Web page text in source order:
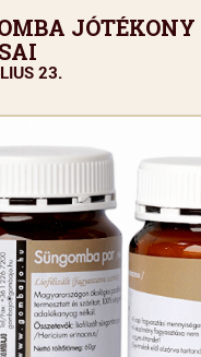
JÓTÉKONY
23.